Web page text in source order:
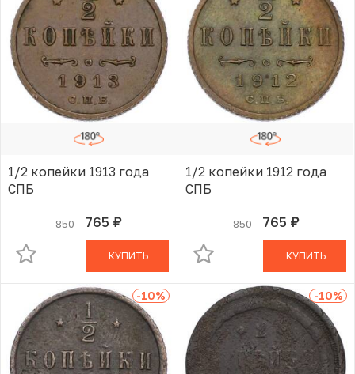
1/2 копейки 1913 года
СПБ
850 765 руб.
В КОРЗИНЕ
КУПИТЬ
1/2 копейки 1912 года
СПБ
850 765 руб.
В КОРЗИНЕ
КУПИТЬ
-10% -10%